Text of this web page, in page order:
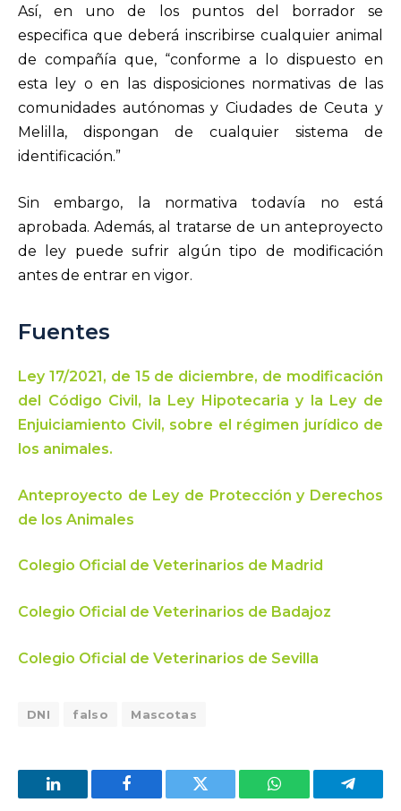
Así, en uno de los puntos del borrador se
especifica que deberá inscribirse cualquier animal
de compañía que, “conforme a lo dispuesto en
esta ley o en las disposiciones normativas de las
comunidades autónomas y Ciudades de Ceuta y
Melilla, dispongan de cualquier sistema de
identificación.”
Sin embargo, la normativa todavía no está
aprobada. Además, al tratarse de un anteproyecto
de ley puede sufrir algún tipo de modificación
antes de entrar en vigor.
Fuentes
Ley 17/2021, de 15 de diciembre, de modificación
del Código Civil, la Ley Hipotecaria y la Ley de
Enjuiciamiento Civil, sobre el régimen jurídico de
los animales.
Anteproyecto de Ley de Protección y Derechos
de los Animales
Colegio Oficial de Veterinarios de Madrid
Colegio Oficial de Veterinarios de Badajoz
Colegio Oficial de Veterinarios de Sevilla
DNI falso Mascotas
LinkedIn Facebook Twitter WhatsApp